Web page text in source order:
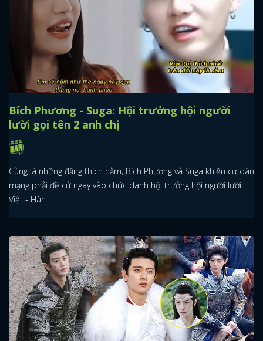
Bích Phương - Suga: Hội trưởng hội người
lười gọi tên 2 anh chị
Cùng là những đấng thích nằm, Bích Phương và Suga khiến cư dân
mạng phải đề cử ngay vào chức danh hội trưởng hội người lười
Việt - Hàn.